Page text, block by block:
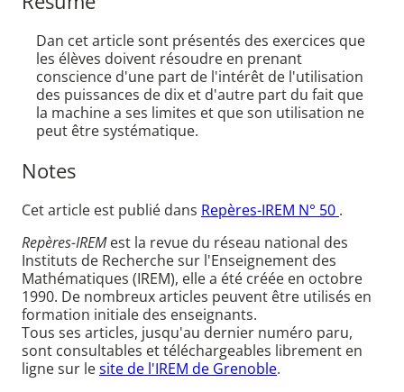
Dan cet article sont présentés des exercices que
les élèves doivent résoudre en prenant
conscience d'une part de l'intérêt de l'utilisation
des puissances de dix et d'autre part du fait que
la machine a ses limites et que son utilisation ne
peut être systématique.
Notes
Cet article est publié dans Repères-IREM N° 50 .
Repères-IREMest la revue du réseau national des
Instituts de Recherche sur l'Enseignement des
Mathématiques (IREM), elle a été créée en octobre
1990. De nombreux articles peuvent être utilisés en
formation initiale des enseignants.
Tous ses articles, jusqu'au dernier numéro paru,
sont consultables et téléchargeables librement en
ligne sur lesite de l'IREM de Grenoble.